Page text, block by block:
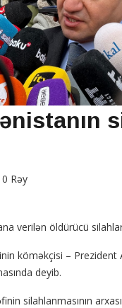
0 Rəy
verilən öldürücü
köməkçisi –
deyib.
silahlanmasının